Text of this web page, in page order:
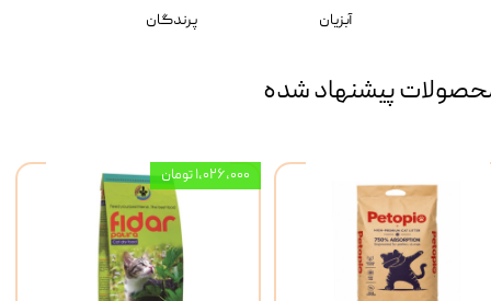
آبزیان پرندگان
پیشنهاد شده
۱,۰۲۶,۰۰۰ تومان